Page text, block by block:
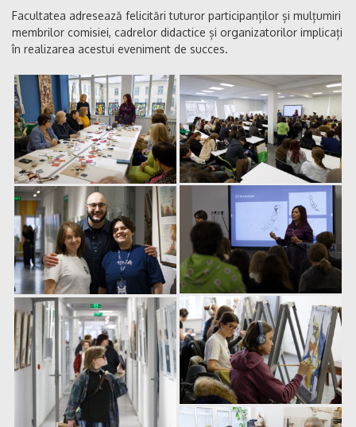
Facultatea adresează felicitări tuturor participanților și mulțumiri
membrilor comisiei, cadrelor didactice și organizatorilor implicați
în realizarea acestui eveniment de succes.